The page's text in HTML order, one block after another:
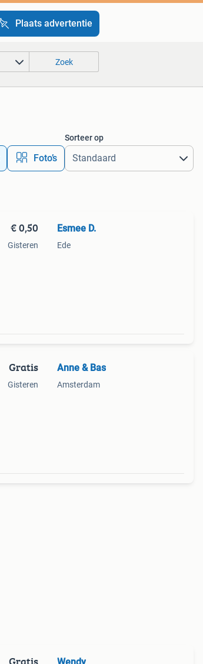
Plaats advertentie
Zoek
Foto’s
Sorteer op
€ 0,50
Gisteren
Esmee D.
Ede
Gratis
Gisteren
Anne & Bas
Amsterdam